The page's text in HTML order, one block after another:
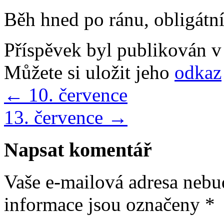
Běh hned po ránu,
Příspěvek byl publikován
Můžete si uložit jeho odkaz
← 10. července
13. července →
Napsat komentář
Vaše e-mailová adresa
informace jsou označeny *